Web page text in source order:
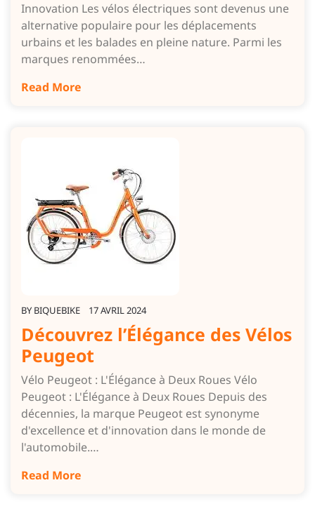
Innovation Les vélos électriques sont devenus une
alternative populaire pour les déplacements
urbains et les balades en pleine nature. Parmi les
marques renommées…
Read More
BY BIQUEBIKE 17 AVRIL 2024
Découvrez l’Élégance des Vélos
Peugeot
Vélo Peugeot : L'Élégance à Deux Roues Vélo
Peugeot : L'Élégance à Deux Roues Depuis des
décennies, la marque Peugeot est synonyme
d'excellence et d'innovation dans le monde de
l'automobile.…
Read More